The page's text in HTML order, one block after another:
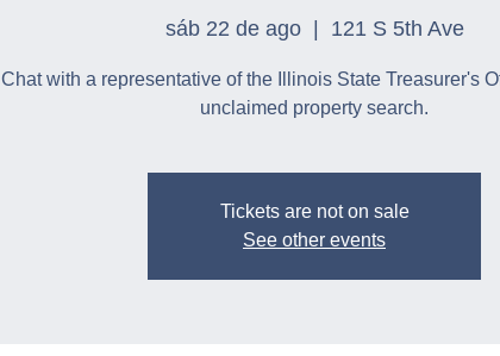
sáb 22 de ago
  |
121 S 5th Ave
Chat with a representative of the Illinois State Treasurer's
unclaimed property search.
Tickets are not on sale
See other events